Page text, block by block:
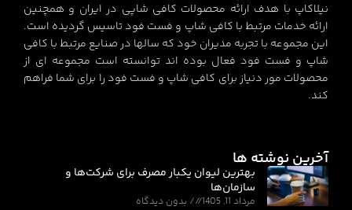
نیلاکاپ با هدف ارائه محصولات کافی شاپی در ایران و همچنین
ارائه خدمات مرتبط با کافی شاپ و فست فود تاسیس گردیده است.
این مجموعه با تجربه مدیران خود که سالها در صنایع مرتبط با کافی
شاپ و فست فود فعال بوده اند توانسته است مجموعه ای از
محصولات مور دنیاز برای کافی شاپ و فست فود را برای شما فراهم
کند.
آخرین نوشته ها
بهترین لیوان یکبار مصرف برای شرکت‌ها و
سازمان‌ها
مرداد 11, 1405 بدون دیدگاه